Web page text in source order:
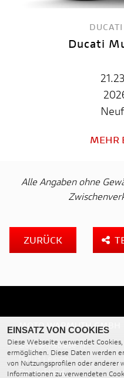
Ducati
MEHR
Alle Angaben ohne
ZURÜCK
MOTO WARMUTH GMBH
Dohnanyistraße 11
04103 Leipzig
Deutschland
EINSATZ VON COOKIES
Diese Webseite verwendet
ermöglichen. Diese Daten werden
von Nutzungsprofilen oder anderer
Informationen zu verwendeten